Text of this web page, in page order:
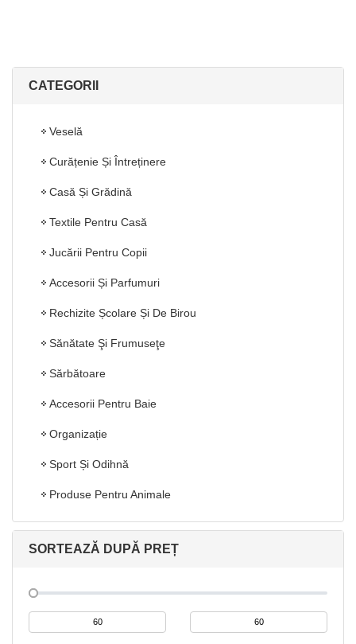
CATEGORII
Veselă
Curățenie Și Întreținere
Casă Și Grădină
Textile Pentru Casă
Jucării Pentru Copii
Accesorii Și Parfumuri
Rechizite Școlare Și De Birou
Sănătate Şi Frumuseţe
Sărbătoare
Accesorii Pentru Baie
Organizație
Sport Și Odihnă
Produse Pentru Animale
SORTEAZĂ DUPĂ PREȚ